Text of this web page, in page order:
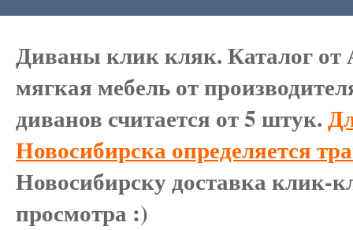
Диваны клик кляк. Каталог
мягкая мебель от
диванов считается от 5 штук.
Новосибирска определяется
Новосибирску доставка клик-
просмотра :)